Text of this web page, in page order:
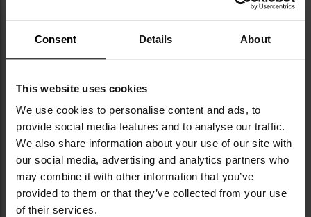
Consent Details About
This website uses cookies
We use cookies to personalise content and ads, to
provide social media features and to analyse our traffic.
We also share information about your use of our site with
our social media, advertising and analytics partners who
may combine it with other information that you’ve
provided to them or that they’ve collected from your use
of their services.
Strona
Poprzednie
NAJNOWSZE OPINIE
Ładownica Helikon-Tex na radio - MultiCam
84,95 zł